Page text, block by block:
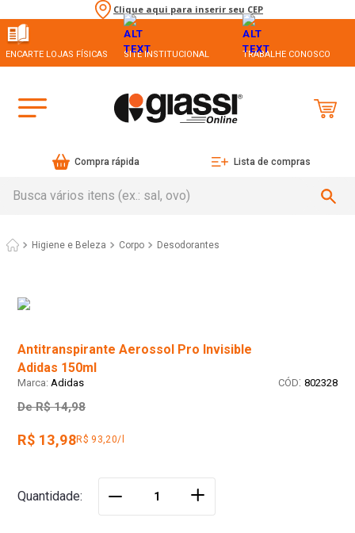
Clique aqui para inserir seu CEP
ENCARTE LOJAS FÍSICAS SITE INSTITUCIONAL TRABALHE CONOSCO
Compra rápida Lista de compras
Higiene e Beleza Corpo Desodorantes
Antitranspirante Aerossol Pro Invisible
Adidas 150ml
Adidas : 802328
De R$ 14,98
R$ 13,98R$ 93,20/l
Quantidade ＋